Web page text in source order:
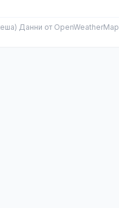
Данни от OpenWeatherMap